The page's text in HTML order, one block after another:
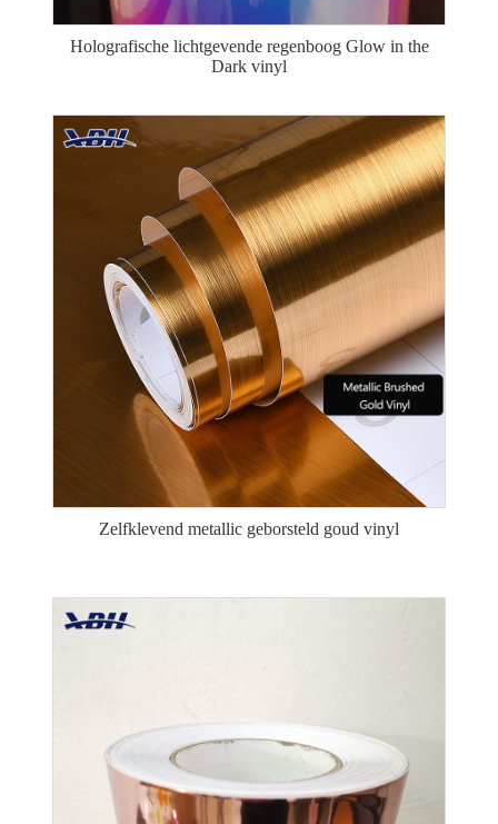
Holografische lichtgevende regenboog Glow in the
Dark vinyl
Zelfklevend metallic geborsteld goud vinyl